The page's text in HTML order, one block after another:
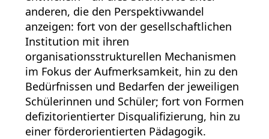
anderen, die den Perspektivwandel
anzeigen: fort von der gesellschaftlichen
Institution mit ihren
organisationsstrukturellen Mechanismen
im Fokus der Aufmerksamkeit, hin zu den
Bedürfnissen und Bedarfen der jeweiligen
Schülerinnen und Schüler; fort von Formen
defizitorientierter Disqualifizierung, hin zu
einer förderorientierten Pädagogik.